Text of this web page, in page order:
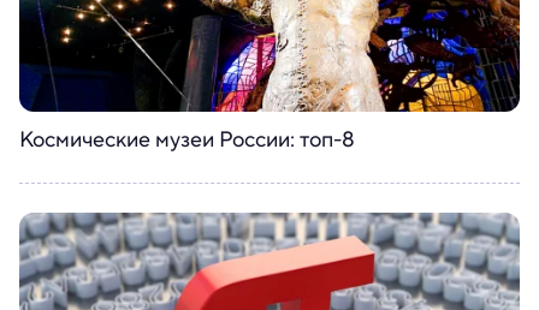
Космические музеи России: топ-8